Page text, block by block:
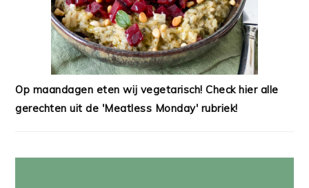
Op maandagen eten wij vegetarisch! Check hier alle
gerechten uit de 'Meatless Monday' rubriek!